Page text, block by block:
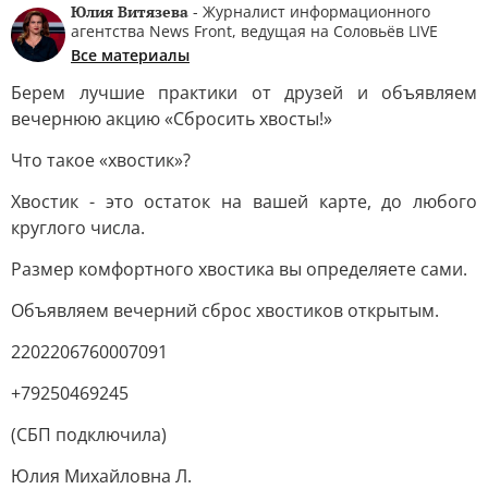
Юлия Витязева - Журналист информационного
агентства News Front, ведущая на Соловьёв LIVE
Все материалы
Берем лучшие практики от друзей и объявляем
вечернюю акцию «Сбросить хвосты!»
Что такое «хвостик»?
Хвостик - это остаток на вашей карте, до любого
круглого числа.
Размер комфортного хвостика вы определяете сами.
Объявляем вечерний сброс хвостиков открытым.
2202206760007091
+79250469245
(СБП подключила)
Юлия Михайловна Л.